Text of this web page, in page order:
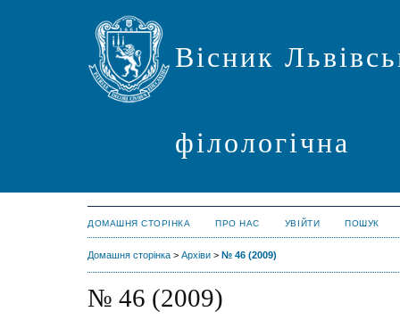
Вісник
філологічна
ДОМАШНЯ СТОРІНКА ПРО НАС УВІЙТИ ПОШУК
Домашня сторінка > Архіви > № 46 (2009)
№ 46 (2009)